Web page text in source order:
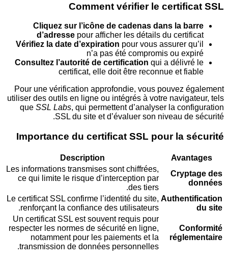
Comment vérifier le
Cliquez sur l’icône de cadenas dans la
d’adressepour afficher les détails du
Vérifiez la date d’expirationpour vous assurer
n’a pas été compromis ou
Consultez l’autorité de certificationqui a
certificat, elle doit être reconnue et
Pour une vérification approfondie, vous pouvez
utiliser des outils en ligne ou intégrés à votre
queSSL Labs, qui permettent d’analyser la
SSL du site et d’évaluer son niveau
Importance du certificat SSL pour la
Description
Les informations transmises sont chiffrées,
ce qui limite le risque d’interception par
des tiers.
Le certificat SSL confirme l’identité du site,
renforçant la confiance des utilisateurs.
Un certificat SSL est souvent requis pour
respecter les normes de sécurité en ligne,
notamment pour les paiements et la
transmission de données personnelles.